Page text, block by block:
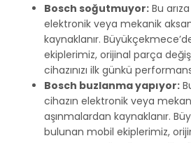
Bosch soğutmuyor: Bu
elektronik veya mekanik
kaynaklanır.
ekiplerimiz, orijinal parça
cihazınızı ilk günkü
Bosch buzlanma yapıyor:
cihazın elektronik veya
aşınmalardan kaynaklanır.
bulunan mobil ekiplerimiz,